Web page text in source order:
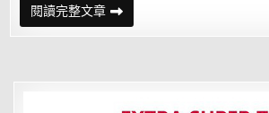
閱讀完整文章疫
情
來
人